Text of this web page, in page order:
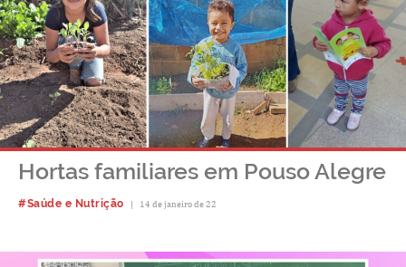
Hortas familiares em Pouso Alegre
#Saúde e Nutrição | 14 de janeiro de 22